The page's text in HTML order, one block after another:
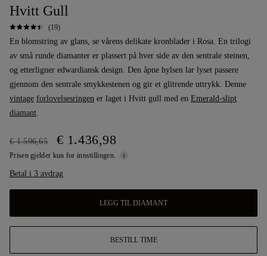
Hvitt Gull
(19)
En blomstring av glans, se vårens delikate kronblader i Rosa. En trilogi
av små runde diamanter er plassert på hver side av den sentrale steinen,
og etterligner edwardiansk design. Den åpne hylsen lar lyset passere
gjennom den sentrale smykkestenen og gir et glitrende uttrykk. Denne
vintage forlovelsesringen er laget i Hvitt gull med en Emerald-slipt
diamant.
€ 1.596,65 € 1.436,98
Prisen gjelder kun for innstillingen.
Betal i 3 avdrag
LEGG TIL DIAMANT
BESTILL TIME